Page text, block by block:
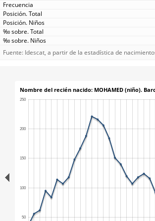
Fuente: Idescat, a partir de la estadística de